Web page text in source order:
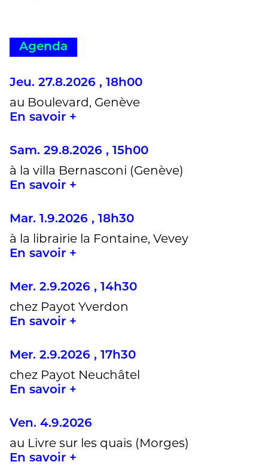
Agenda
Jeu. 27.8.2026 , 18h00
au Boulevard, Genève
En savoir +
Sam. 29.8.2026 , 15h00
à la villa Bernasconi (Genève)
En savoir +
Mar. 1.9.2026 , 18h30
à la librairie la Fontaine, Vevey
En savoir +
Mer. 2.9.2026 , 14h30
chez Payot Yverdon
En savoir +
Mer. 2.9.2026 , 17h30
chez Payot Neuchâtel
En savoir +
Ven. 4.9.2026
au Livre sur les quais (Morges)
En savoir +